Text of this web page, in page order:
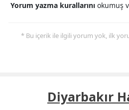
Yorum yazma kurallarını okumuş
* Bu içerik ile ilgili yorum yok, ilk
Diyarbakır